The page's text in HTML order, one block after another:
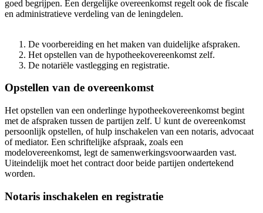
goed begrijpen. Een dergelijke overeenkomst regelt ook de fiscale
en administratieve verdeling van de leningdelen.
De voorbereiding en het maken van duidelijke afspraken.
Het opstellen van de hypotheekovereenkomst zelf.
De notariële vastlegging en registratie.
Opstellen van de overeenkomst
Het opstellen van een onderlinge hypotheekovereenkomst begint
met de afspraken tussen de partijen zelf. U kunt de overeenkomst
persoonlijk opstellen, of hulp inschakelen van een notaris, advocaat
of mediator. Een schriftelijke afspraak, zoals een
modelovereenkomst, legt de samenwerkingsvoorwaarden vast.
Uiteindelijk moet het contract door beide partijen ondertekend
worden.
Notaris inschakelen en registratie